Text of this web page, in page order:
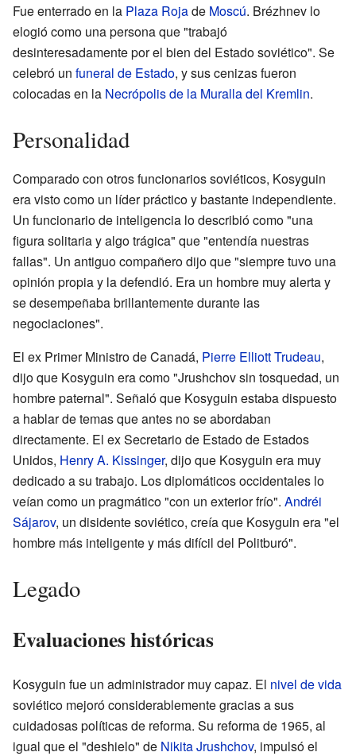
Fue enterrado en la Plaza Rojade Moscú. Brézhnev lo
elogió como una persona que "trabajó
desinteresadamente por el bien del Estado soviético". Se
celebró un funeral de Estado, y sus cenizas fueron
colocadas en la Necrópolis de la Muralla del Kremlin.
Personalidad
Comparado con otros funcionarios soviéticos, Kosyguin
era visto como un líder práctico y bastante independiente.
Un funcionario de inteligencia lo describió como "una
figura solitaria y algo trágica" que "entendía nuestras
fallas". Un antiguo compañero dijo que "siempre tuvo una
opinión propia y la defendió. Era un hombre muy alerta y
se desempeñaba brillantemente durante las
negociaciones".
El ex Primer Ministro de Canadá, Pierre Elliott Trudeau,
dijo que Kosyguin era como "Jrushchov sin tosquedad, un
hombre paternal". Señaló que Kosyguin estaba dispuesto
a hablar de temas que antes no se abordaban
directamente. El ex Secretario de Estado de Estados
Unidos, Henry A. Kissinger, dijo que Kosyguin era muy
dedicado a su trabajo. Los diplomáticos occidentales lo
veían como un pragmático "con un exterior frío". Andréi
Sájarov, un disidente soviético, creía que Kosyguin era "el
hombre más inteligente y más difícil del Politburó".
Legado
Evaluaciones históricas
Kosyguin fue un administrador muy capaz. El nivel de vida
soviético mejoró considerablemente gracias a sus
cuidadosas políticas de reforma. Su reforma de 1965, al
igual que el "deshielo" de Nikita Jrushchov, impulsó el